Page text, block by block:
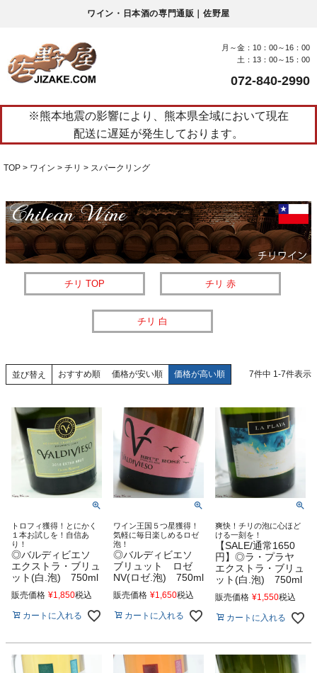
ワイン・日本酒の専門通販｜佐野屋
月～金：10：00～16：00
土：13：00～15：00
072-840-2990
※熊本地震の影響により、熊本県全域において現在
配送に遅延が発生しております。
TOP ワイン チリ スパークリング
チリ TOP チリ 赤
チリ 白
並び替え おすすめ順 価格が安い順 価格が高い順 7件中 1-7件表示
トロフィ獲得！とにかく
１本お試しを！自信あ
り！
◎バルディビエソ
エクストラ・ブリュ
ット(白.泡) 750ml
販売価格 ¥1,850税込
カートに入れる
ワイン王国５つ星獲得！
気軽に毎日楽しめるロゼ
泡！
◎バルディビエソ
ブリュット ロゼ
NV(ロゼ.泡) 750ml
販売価格 ¥1,650税込
カートに入れる
爽快！チリの泡に心ほど
ける一刻を！
【SALE/通常1650
円】◎ラ・プラヤ
エクストラ・ブリュ
ット(白.泡) 750ml
販売価格 ¥1,550税込
カートに入れる